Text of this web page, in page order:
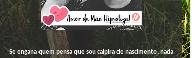
Se engana quem pensa que sou caipira de nascimento, nada